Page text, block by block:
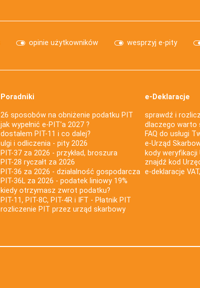
opinie użytkowników wesprzyj e-pity
Poradniki
26 sposobów na obniżenie podatku PIT
jak wypełnić e-PIT'a 2027 ?
dostałem PIT-11 i co dalej?
ulgi i odliczenia - pity 2026
PIT-37 za 2026 - przykład, broszura
PIT-28 ryczałt za 2026
PIT-36 za 2026 - działalność gospodarcza
PIT-36L za 2026 - podatek liniowy 19%
kiedy otrzymasz zwrot podatku?
PIT-11, PIT-8C, PIT-4R i IFT - Płatnik PIT
rozliczenie PIT przez urząd skarbowy
e-Deklaracje
sprawdź i
dlaczego warto
FAQ do usługi
e-Urząd
kody weryfikacji
znajdź kod
e-deklaracje